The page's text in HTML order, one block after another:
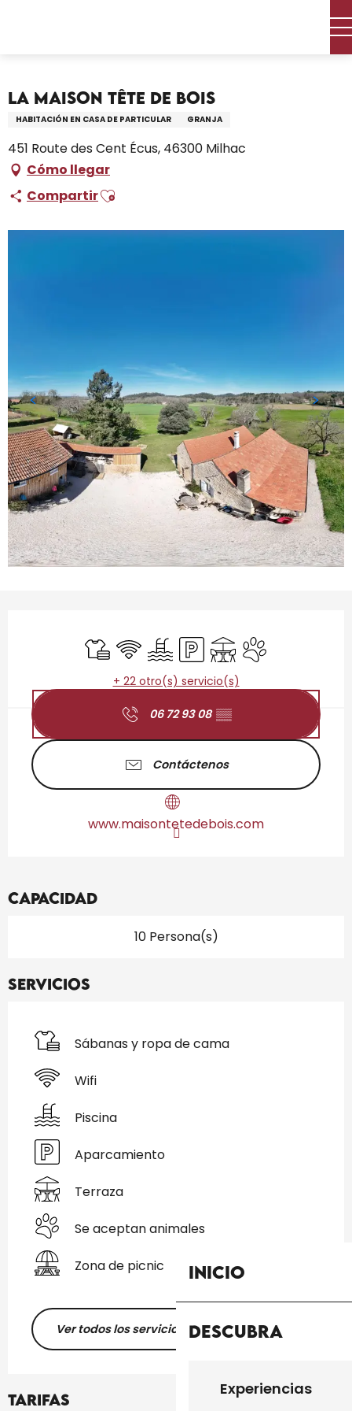
Inicio
Descubra
Experiencias
La maison Tête de Bois
HABITACIÓN EN CASA DE PARTICULAR GRANJA
451 Route des Cent Écus, 46300 Milhac
Cómo llegar
CompartirAjouter aux favoris
Sábanas y ropa de cama
Wifi PiscinaAparcamiento
TerrazaSe aceptan
+ 22 otro(s) servicio(s)
06 72 93 08 ▒▒
Contáctenos
www.maisontetedebois.com
Capacidad
10 Persona(s)
Servicios
Sábanas y ropa de cama
Wifi
Piscina
Aparcamiento
Terraza
Se aceptan animales
Zona de picnic
Ver todos los servicios
Tarifas